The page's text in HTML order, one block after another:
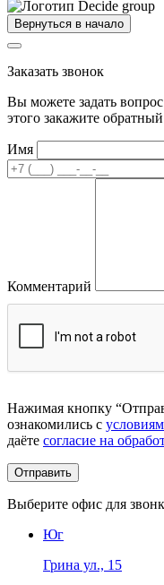
Вернуться в начало
Заказать звонок
Вы можете задать
этого закажите
Имя
Комментарий
Нажимая кнопку
ознакомились с
даёте согласие на
Выберите офис для
Юг
Грина ул., 15